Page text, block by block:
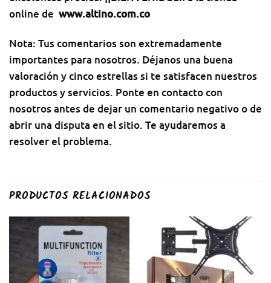
online de www.altino.com.co
Nota: Tus comentarios son extremadamente
importantes para nosotros. Déjanos una buena
valoración y cinco estrellas si te satisfacen nuestros
productos y servicios. Ponte en contacto con
nosotros antes de dejar un comentario negativo o de
abrir una disputa en el sitio. Te ayudaremos a
resolver el problema.
PRODUCTOS RELACIONADOS